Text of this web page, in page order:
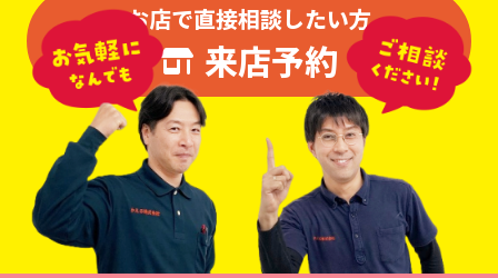
お店で直接相談したい方
来店予約